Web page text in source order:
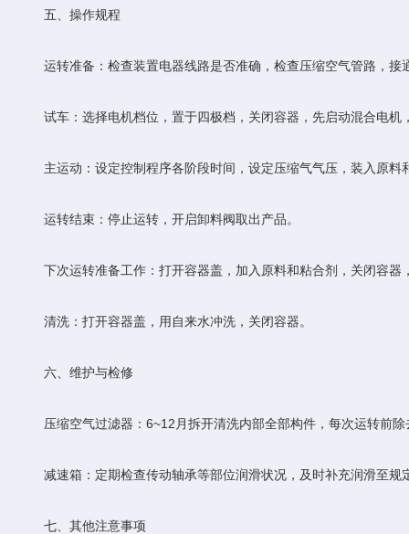
五、操作规程
运转准备‌：检查装置电器线路是否准确，检查压缩空气管路，接
试车‌：选择电机档位，置于四极档，关闭容器，先启动混合电机
主运动‌：设定控制程序各阶段时间，设定压缩气气压，装入原料
‌运转结束‌：停止运转，开启卸料阀取出产品。
下次运转准备工作‌：打开容器盖，加入原料和粘合剂，关闭容器
‌清洗‌：打开容器盖，用自来水冲洗，关闭容器。
六、维护与检修
压缩空气过滤器‌：6~12月拆开清洗内部全部构件，每次运转前除
减速箱‌：定期检查传动轴承等部位润滑状况，及时补充润滑至规
七、其他注意事项